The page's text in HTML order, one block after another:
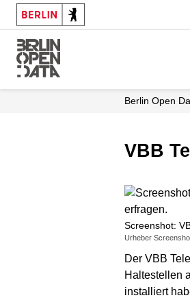
Skip
main
content
Berlin Open
VBB
Screenshot:
Urheber
Der VBB
Haltestellen
installiert